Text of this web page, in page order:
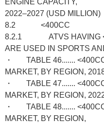
ENGINE CAPACITY,
2022–2027 (USD MILLION)
8.2 <400CC
8.2.1 ATVS HAVING
ARE USED IN SPORTS
・ TABLE 46.......
MARKET, BY REGION,
・ TABLE 47.......
MARKET, BY REGION,
・ TABLE 48.......
MARKET, BY REGION,